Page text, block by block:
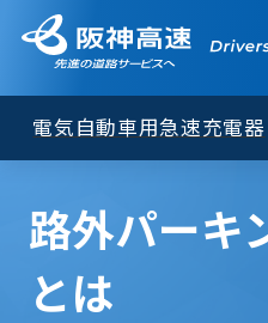
電気自動車用急速充電器
閉
路外パーキ
とは